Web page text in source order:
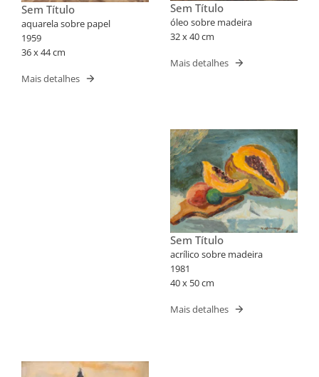
Sem Título
aquarela sobre papel
1959
36 x 44 cm
Mais detalhes
Sem Título
óleo sobre madeira
32 x 40 cm
Mais detalhes
Sem Título
acrílico sobre madeira
1981
40 x 50 cm
Mais detalhes